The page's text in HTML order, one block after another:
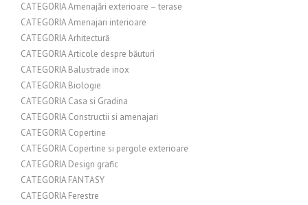
CATEGORIA Amenajări exterioare – terase
CATEGORIA Amenajari interioare
CATEGORIA Arhitectură
CATEGORIA Articole despre băuturi
CATEGORIA Balustrade inox
CATEGORIA Biologie
CATEGORIA Casa si Gradina
CATEGORIA Constructii si amenajari
CATEGORIA Copertine
CATEGORIA Copertine si pergole exterioare
CATEGORIA Design grafic
CATEGORIA FANTASY
CATEGORIA Ferestre